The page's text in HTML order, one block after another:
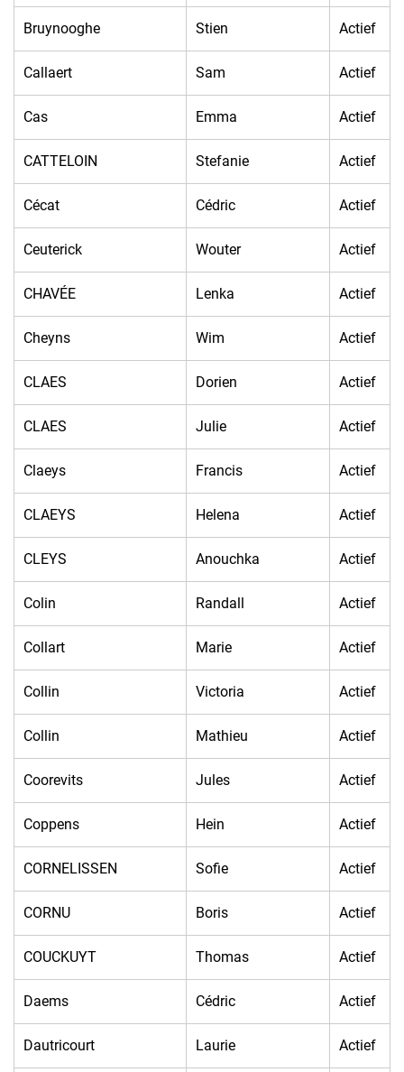
Bruynooghe Stien Actief
Callaert Sam Actief
Cas Emma Actief
CATTELOIN Stefanie Actief
Cécat Cédric Actief
Ceuterick Wouter Actief
CHAVÉE Lenka Actief
Cheyns Wim Actief
CLAES Dorien Actief
CLAES Julie Actief
Claeys Francis Actief
CLAEYS Helena Actief
CLEYS Anouchka Actief
Colin Randall Actief
Collart Marie Actief
Collin Victoria Actief
Collin Mathieu Actief
Coorevits Jules Actief
Coppens Hein Actief
CORNELISSEN Sofie Actief
CORNU Boris Actief
COUCKUYT Thomas Actief
Daems Cédric Actief
Dautricourt Laurie Actief